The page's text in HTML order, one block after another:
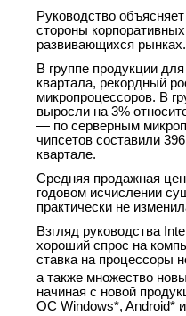
Руководство
стороны
развивающихся рынках.
В группе продукции
квартала, рекордный
микропроцессоров. В
выросли на 3%
— по серверным
чипсетов составили
квартале.
Средняя продажная
годовом исчислении
практически не
Взгляд руководства
хороший спрос на
ставка на процессоры
а также множество
начиная с новой
ОС Windows*, Android*